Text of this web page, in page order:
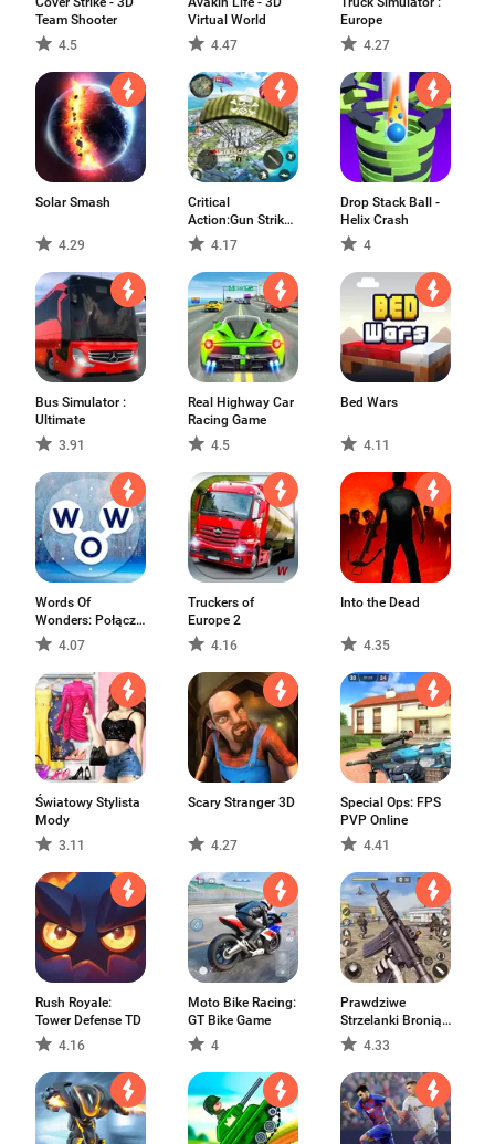
Team Shooter
4.5
Virtual World
4.47
Europe
4.27
Solar Smash
4.29
Critical
Action:Gun Strike
Ops 4.17
Drop Stack Ball -
Helix Crash
4
Bus Simulator :
Ultimate
3.91
Real Highway Car
Racing Game
4.5
Bed Wars
4.11
Words Of
Wonders: Połącz
Słowa4.07
Truckers of
Europe 2
4.16
Into the Dead
4.35
Światowy Stylista
Mody
3.11
Scary Stranger 3D
4.27
Special Ops: FPS
PVP Online
4.41
Rush Royale:
Tower Defense TD
4.16
Moto Bike Racing:
GT Bike Game
4
Prawdziwe
Strzelanki Bronią
3D 4.33